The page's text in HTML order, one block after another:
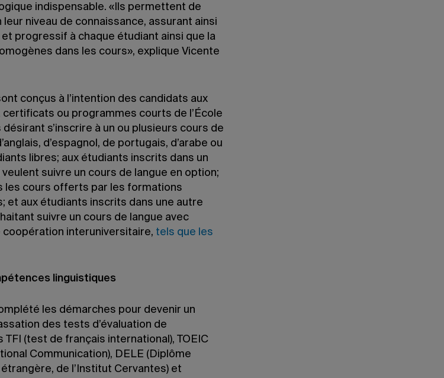
indispensable. «Ils permettent de
niveau de connaissance, assurant ainsi
progressif à chaque étudiant ainsi que la
dans les cours», explique Vicente
conçus à l’intention des candidats aux
ou programmes courts de l’École
s’inscrire à un ou plusieurs cours de
d’espagnol, de portugais, d’arabe ou
libres; aux étudiants inscrits dans un
suivre un cours de langue en option;
les cours offerts par les formations
et aux étudiants inscrits dans une autre
suivre un cours de langue avec
coopération interuniversitaire, tels que les
linguistiques
les démarches pour devenir un
des tests d’évaluation de
(test de français international), TOEIC
Communication), DELE (Diplôme
de l’Institut Cervantes) et